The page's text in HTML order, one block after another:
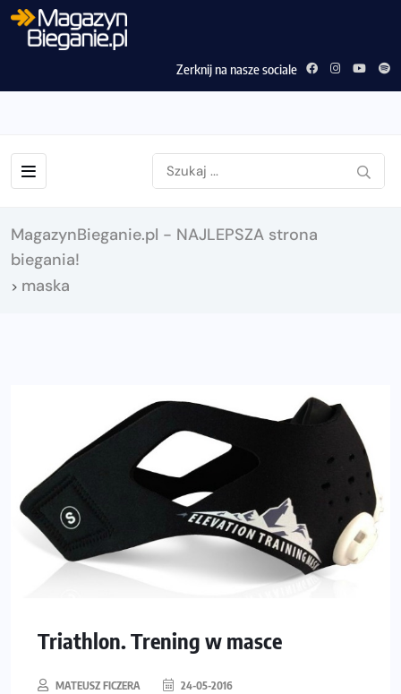
Zerknij na nasze sociale
MagazynBieganie.pl - NAJLEPSZA strona
biegania!
> maska
Triathlon. Trening w masce
MATEUSZ FICZERA 24-05-2016